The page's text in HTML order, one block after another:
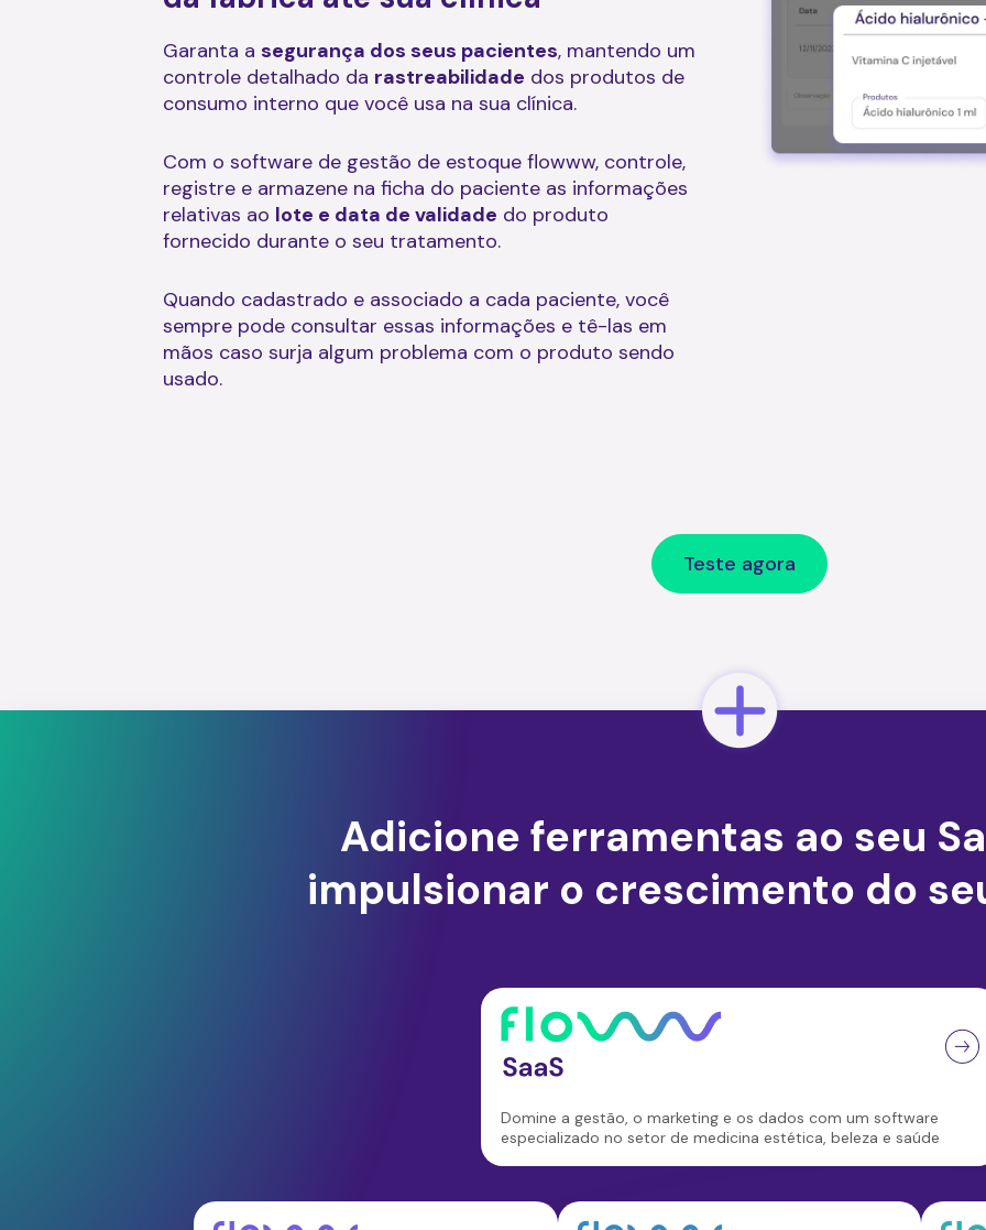
Garanta a segurança dos seus pacientes, mantendo um
controle detalhado da rastreabilidade dos produtos de
consumo interno que você usa na sua clínica.
Com o software de gestão de estoque flowww, controle,
registre e armazene na ficha do paciente as informações
relativas ao lote e data de validade do produto
fornecido durante o seu tratamento.
Quando cadastrado e associado a cada paciente, você
sempre pode consultar essas informações e tê-las em
mãos caso surja algum problema com o produto sendo
usado.
Teste agora
Adicione ferramentas ao seu
impulsionar o crescimento do
Domine a gestão, o marketing e os dados com um software
especializado no setor de medicina estética, beleza e saúde